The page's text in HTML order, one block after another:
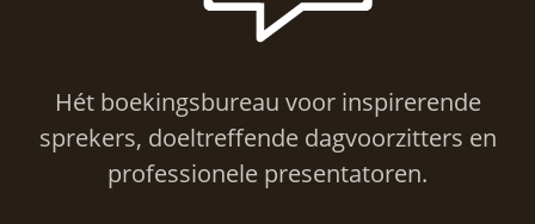
Hét boekingsbureau voor inspirerende
sprekers, doeltreffende dagvoorzitters en
professionele presentatoren.